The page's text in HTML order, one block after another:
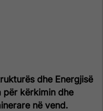
dhe Energjisë
për kërkimin dhe
në vend.